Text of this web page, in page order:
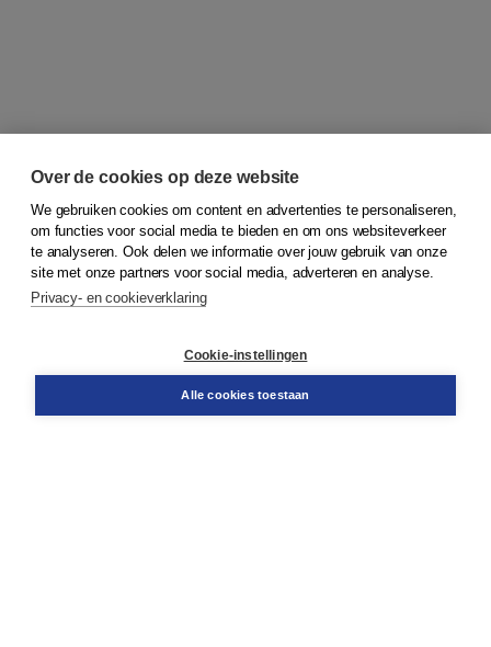
© 2026Koninklijke Boom uitgevers
Bestellen
Over de cookies op deze website
We gebruiken cookies om content en advertenties te personaliseren,
om functies voor social media te bieden en om ons websiteverkeer
te analyseren. Ook delen we informatie over jouw gebruik van onze
site met onze partners voor social media, adverteren en analyse.
Privacy- en cookieverklaring
Cookie-instellingen
Alle cookies toestaan